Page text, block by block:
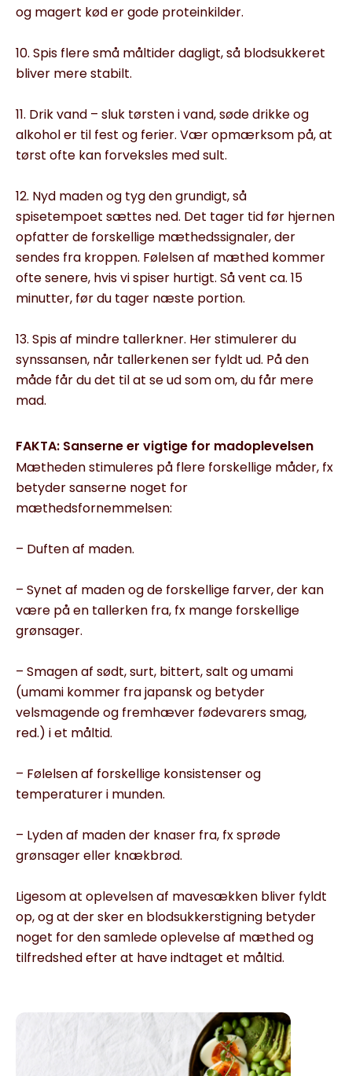
og magert kød er gode proteinkilder.
10. Spis flere små måltider dagligt, så blodsukkeret
bliver mere stabilt.
11. Drik vand – sluk tørsten i vand, søde drikke og
alkohol er til fest og ferier. Vær opmærksom på, at
tørst ofte kan forveksles med sult.
12. Nyd maden og tyg den grundigt, så
spisetempoet sættes ned. Det tager tid før hjernen
opfatter de forskellige mæthedssignaler, der
sendes fra kroppen. Følelsen af mæthed kommer
ofte senere, hvis vi spiser hurtigt. Så vent ca. 15
minutter, før du tager næste portion.
13. Spis af mindre tallerkner. Her stimulerer du
synssansen, når tallerkenen ser fyldt ud. På den
måde får du det til at se ud som om, du får mere
mad.
FAKTA: Sanserne er vigtige for madoplevelsen
Mætheden stimuleres på flere forskellige måder, fx
betyder sanserne noget for
mæthedsfornemmelsen:
– Duften af maden.
– Synet af maden og de forskellige farver, der kan
være på en tallerken fra, fx mange forskellige
grønsager.
– Smagen af sødt, surt, bittert, salt og umami
(umami kommer fra japansk og betyder
velsmagende og fremhæver fødevarers smag,
red.) i et måltid.
– Følelsen af forskellige konsistenser og
temperaturer i munden.
– Lyden af maden der knaser fra, fx sprøde
grønsager eller knækbrød.
Ligesom at oplevelsen af mavesækken bliver fyldt
op, og at der sker en blodsukkerstigning betyder
noget for den samlede oplevelse af mæthed og
tilfredshed efter at have indtaget et måltid.